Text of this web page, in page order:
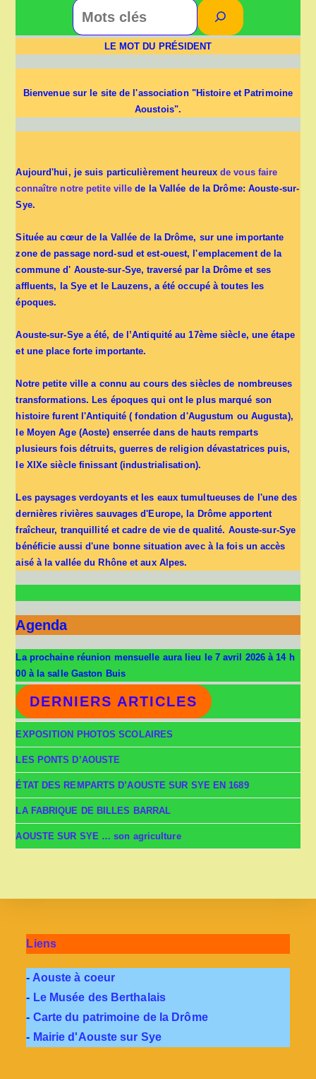
LE MOT DU PRÉSIDENT
Bienvenue sur le site de l'association "Histoire et Patrimoine
Aoustois".
Aujourd'hui, je suis particulièrement heureuxde vous faire
connaître notre petite ville de la Vallée de la Drôme: Aouste-sur-
Sye.
Située au cœur de la Vallée de la Drôme, sur une importante
zone de passage nord-sud et est-ouest, l'emplacement de la
commune d' Aouste-sur-Sye, traversé par la Drôme et ses
affluents, la Sye et le Lauzens, a été occupé à toutes les
époques.
Aouste-sur-Sye a été, de l’Antiquité au 17ème siècle, une étape
et une place forte importante.
Notre petite ville a connu au cours des siècles de nombreuses
transformations. Les époques qui ont le plus marqué son
histoire furent l'Antiquité ( fondation d'Augustum ou Augusta),
le Moyen Age (Aoste) enserrée dans de hauts remparts
plusieurs fois détruits, guerres de religion dévastatrices puis,
le XIXe siècle finissant (industrialisation).
Les paysages verdoyants et les eaux tumultueuses de l'une des
dernières rivières sauvages d'Europe, la Drôme apportent
fraîcheur, tranquillité et cadre de vie de qualité. Aouste-sur-Sye
bénéficie aussi d'une bonne situation avec à la fois un accès
aisé à la vallée du Rhône et aux Alpes.
Agenda
La prochaine réunion mensuelle aura lieu le 7 avril 2026 à 14 h
00 à la salle Gaston Buis
DERNIERS ARTICLES
EXPOSITION PHOTOS SCOLAIRES
LES PONTS D’AOUSTE
ÉTAT DES REMPARTS D’AOUSTE SUR SYE EN 1689
LA FABRIQUE DE BILLES BARRAL
AOUSTE SUR SYE … son agriculture
Liens
- Aouste à coeur
- Le Musée des Berthalais
- Carte du patrimoine de la Drôme
- Mairie d'Aouste sur Sye